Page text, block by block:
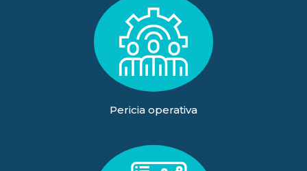
Pericia operativa